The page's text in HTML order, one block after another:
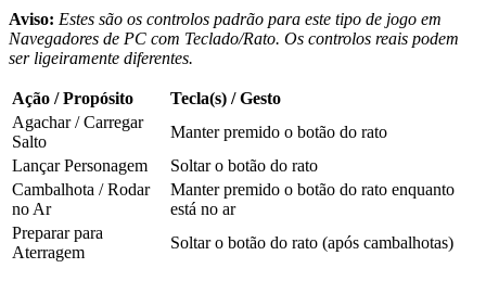
Aviso: Estes são os controlos padrão para este tipo de jogo em
Navegadores de PC com Teclado/Rato. Os controlos reais podem
ser ligeiramente diferentes.
Ação / Propósito
Tecla(s) / Gesto
Agachar / Carregar
Salto
Manter premido o botão do rato
Lançar Personagem
Soltar o botão do rato
Cambalhota / Rodar
no Ar
Manter premido o botão do rato enquanto
está no ar
Preparar para
Aterragem
Soltar o botão do rato (após cambalhotas)